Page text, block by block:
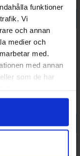
funktioner
Vi
och annan
medier och
med.
med annan
som de har
Köp
Tiles Accessory
Tavern
I lager:
Köp
Tiles Town/Village